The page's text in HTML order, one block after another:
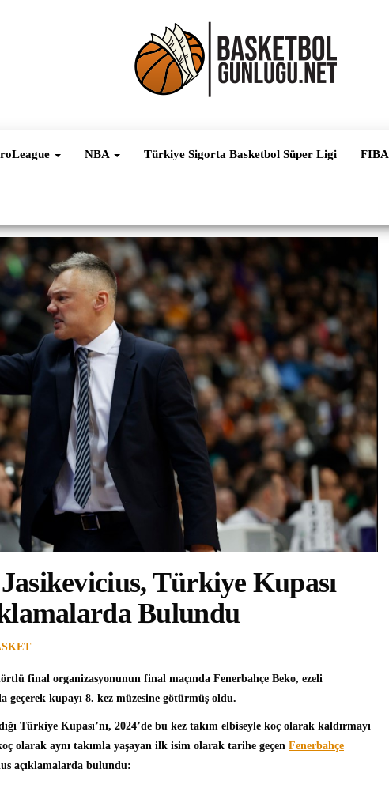
Haber
Süper Lig ve
Dünya
NBA Türkiye Sigorta Basketbol Süper Ligi FIBA
Türkiye Kupası
Bulundu
final organizasyonunun final maçında Fenerbahçe Beko, ezeli
kupayı 8. kez müzesine götürmüş oldu.
Türkiye Kupası’nı, 2024’de bu kez takım elbiseyle koç olarak kaldırmayı
olarak aynı takımla yaşayan ilk isim olarak tarihe geçen Fenerbahçe
açıklamalarda bulundu: